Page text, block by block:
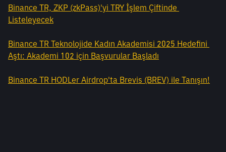
Binance TR, ZKP (zkPass)'yi TRY İşlem Çiftinde
Listeleyecek
Binance TR Teknolojide Kadın Akademisi 2025 Hedefini
Aştı: Akademi 102 için Başvurular Başladı
Binance TR HODLer Airdrop'ta Brevis (BREV) ile Tanışın!